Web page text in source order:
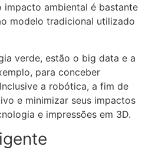
ambiental é bastante
modelo tradicional utilizado
verde, estão o big data e a
para conceber
a robótica, a fim de
e minimizar seus impactos
e impressões em 3D.